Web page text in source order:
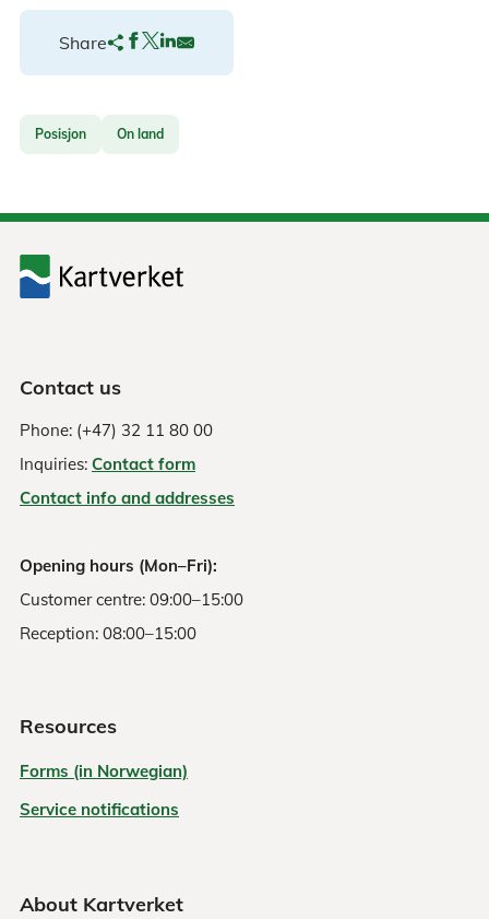
Share
Posisjon On land
Contact us
Phone: (+47) 32 11 80 00
Inquiries: Contact form
Contact info and addresses
Opening hours (Mon–Fri):
Customer centre: 09:00–15:00
Reception: 08:00–15:00
Resources
Forms (in Norwegian)
Service notifications
About Kartverket